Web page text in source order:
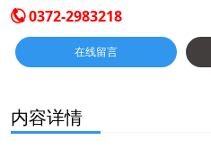
定性及营养。可酸奶/牛奶:提升浓稠度与
保油:吸收肉中水分和油脂，减少烹饪流
制品脂肪，降低脂肪含量。营养强化膳食
食用，适合补充蛋白质、钙及膳食纤维
0372-2983218
在线留言
内容详情